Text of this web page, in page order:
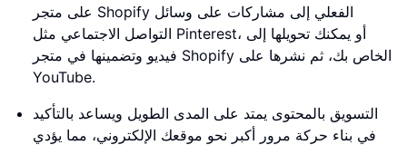
على متجر Shopify الفعلي إلى مشاركات على وسائل
التواصل الاجتماعي مثل Pinterest، أو يمكنك تحويلها إلى
فيديو وتضمينها في متجر Shopify الخاص بك، ثم نشرها على
YouTube.
التسويق بالمحتوى يمتد على المدى الطويل ويساعد بالتأكيد
في بناء حركة مرور أكبر نحو موقعك الإلكتروني، مما يؤدي